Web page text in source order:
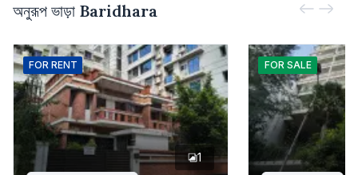
অনুরূপ ভাড়া Baridhara
FOR RENT
1
FOR SALE